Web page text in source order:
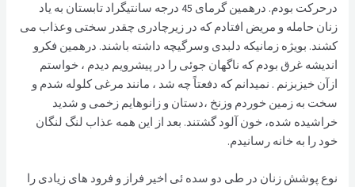
درحرکت بودم. درهمین گرمای 45 درجه سانتیگراد تابستان به یاد
زنان حامله و مریض افتادم که در زیرچادری چقدر سختی وعذاب می
کشند. بویژه زمانیکه دلبدی وسرگیچه داشته باشند. درهمین فکرو
اندیشه غرق بودم که ناگهان جوئی را در پیشرویم دیدم ، خواستم
ازآن خیزبزنم . نمیدانم که دفعتاً چه شد ، مانند مرغی کلوله شدم و
سخت به زمین خوردم وزنخ ،دستان و زانوهایم زخمی و شدید
خراشیده شده، خون آلود گشتند. بعد از این همه عذاب لنگ لنگان
خود را به خانه رسانیدم.
نوع پوشش زنان در طی دو سده ئی اخیر فراز و فرود های زیادی را